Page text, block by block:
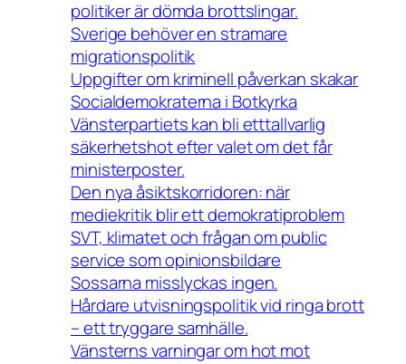
politiker är dömda brottslingar.
Sverige behöver en stramare
migrationspolitik
Uppgifter om kriminell påverkan skakar
Socialdemokraterna i Botkyrka
Vänsterpartiets kan bli etttallvarlig
säkerhetshot efter valet om det får
ministerposter.
Den nya åsiktskorridoren: när
mediekritik blir ett demokratiproblem
SVT, klimatet och frågan om public
service som opinionsbildare
Sossarna misslyckas ingen.
Hårdare utvisningspolitik vid ringa brott
– ett tryggare samhälle.
Vänsterns varningar om hot mot